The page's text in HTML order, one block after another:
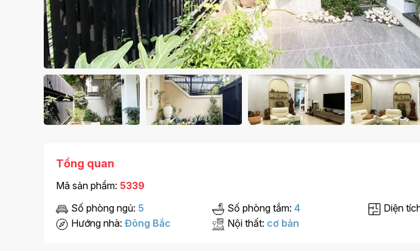
Tổng quan
Mã sản phẩm: 5339
Số phòng ngủ: 5 Số phòng tắm: 4 Diện
Hướng nhà: Đông Bắc Nội thất: cơ bản